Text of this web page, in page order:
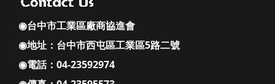
◉台中市工業區廠商協進會
◉地址： 台中市西屯區工業區5路二號
◉電話：04-23592974